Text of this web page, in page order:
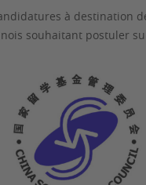
à destination
souhaitant postuler